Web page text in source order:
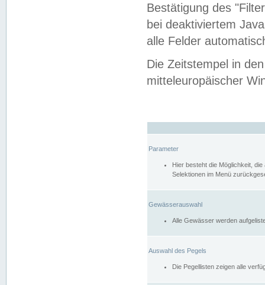
Bestätigung des
bei deaktiviertem
alle Felder
Die Zeitstempel in
mitteleuropäischer
Parameter
Hier besteht die Möglichkeit,
Selektionen im Menü
Gewässerauswahl
Alle Gewässer werden
Auswahl des Pegels
Die Pegellisten zeigen alle